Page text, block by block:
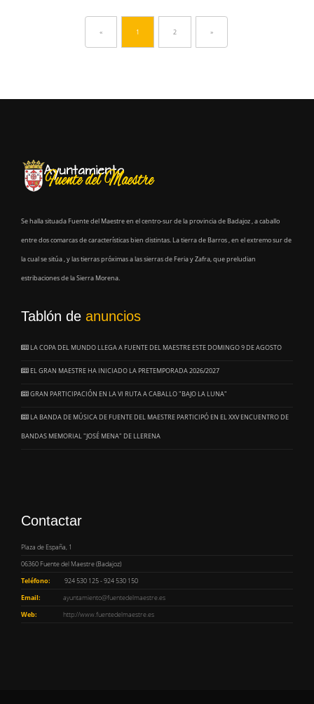
« 1 2 »
Se halla situada Fuente del Maestre en el centro-sur de la provincia de Badajoz , a caballo
entre dos comarcas de características bien distintas. La tierra de Barros , en el extremo sur de
la cual se sitúa , y las tierras próximas a las sierras de Feria y Zafra, que preludian
estribaciones de la Sierra Morena.
Tablón de anuncios
LA COPA DEL MUNDO LLEGA A FUENTE DEL MAESTRE ESTE DOMINGO 9 DE AGOSTO
EL GRAN MAESTRE HA INICIADO LA PRETEMPORADA 2026/2027
GRAN PARTICIPACIÓN EN LA VI RUTA A CABALLO "BAJO LA LUNA"
LA BANDA DE MÚSICA DE FUENTE DEL MAESTRE PARTICIPÓ EN EL XXV ENCUENTRO DE
BANDAS MEMORIAL "JOSÉ MENA" DE LLERENA
Contactar
Plaza de España, 1
06360 Fuente del Maestre (Badajoz)
Teléfono:
924 530 125 - 924 530 150
Email:
ayuntamiento@fuentedelmaestre.es
Web:
http://www.fuentedelmaestre.es